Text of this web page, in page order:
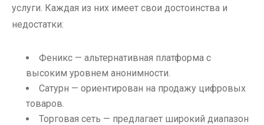
услуги. Каждая из них имеет свои достоинства и
недостатки:
Феникс — альтернативная платформа с
высоким уровнем анонимности.
Сатурн — ориентирован на продажу цифровых
товаров.
Торговая сеть — предлагает широкий диапазон